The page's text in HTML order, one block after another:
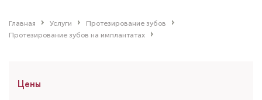
Главная Услуги
Протезирование зубов
Протезирование зубов на имплантатах
Цены